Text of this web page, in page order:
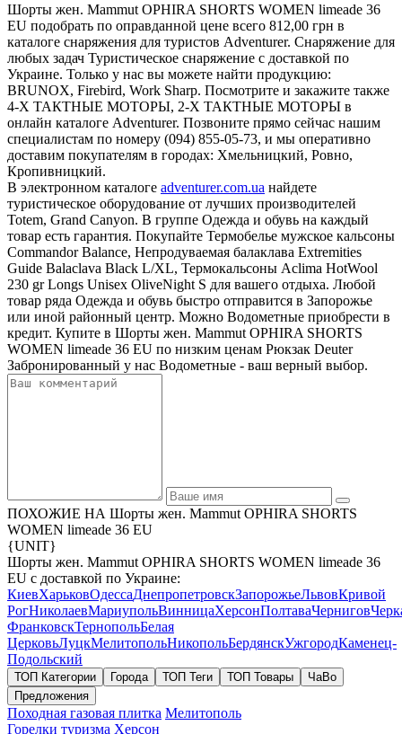
Шорты жен. Mammut OPHIRA SHORTS WOMEN limeade 36
EU подобрать по оправданной цене всего 812,00 грн в
каталоге снаряжения для туристов Adventurer. Снаряжение для
любых задач Туристическое снаряжение с доставкой по
Украине. Только у нас вы можете найти продукцию:
BRUNOX, Firebird, Work Sharp. Посмотрите и закажите также
4-Х ТАКТНЫЕ МОТОРЫ, 2-Х ТАКТНЫЕ МОТОРЫ в
онлайн каталоге Adventurer. Позвоните прямо сейчас нашим
специалистам по номеру (094) 855-05-73, и мы оперативно
доставим покупателям в городах: Хмельницкий, Ровно,
Кропивницкий.
В электронном каталоге adventurer.com.ua найдете
туристическое оборудование от лучших производителей
Totem, Grand Canyon. В группе Одежда и обувь на каждый
товар есть гарантия. Покупайте Термобелье мужское кальсоны
Commandor Balance, Непродуваемая балаклава Extremities
Guide Balaclava Black L/XL, Термокальсоны Aclima HotWool
230 gr Longs Unisex OliveNight S для вашего отдыха. Любой
товар ряда Одежда и обувь быстро отправится в Запорожье
или иной районный центр. Можно Водометные приобрести в
кредит. Купите в Шорты жен. Mammut OPHIRA SHORTS
WOMEN limeade 36 EU по низким ценам Рюкзак Deuter
Забронированный у нас Водометные - ваш верный выбор.
ПОХОЖИЕ НА Шорты жен. Mammut OPHIRA SHORTS
WOMEN limeade 36 EU
{UNIT}
Шорты жен. Mammut OPHIRA SHORTS WOMEN limeade 36
EU с доставкой по Украине:
КиевХарьковОдессаДнепропетровскЗапорожьеЛьвовКривой
РогНиколаевМариупольВинницаХерсонПолтаваЧернигов
ФранковскТернопольБелая
ЦерковьЛуцкМелитопольНикопольБердянскУжгородКаменец-
Подольский
ТОП Категории Города ТОП Теги ТОП Товары
ЧаВо
Предложения
Походная газовая плитка Мелитополь
Горелки туризма Херсон